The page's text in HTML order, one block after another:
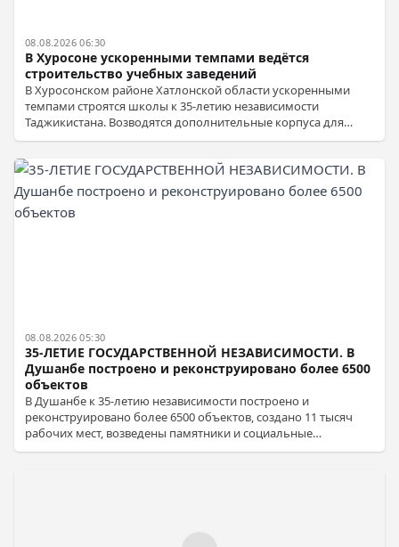
08.08.2026 06:30
В Хуросоне ускоренными темпами ведётся
строительство учебных заведений
В Хуросонском районе Хатлонской области ускоренными
темпами строятся школы к 35-летию независимости
Таджикистана. Возводятся дополнительные корпуса для
школ №20, 34, 35 и 36, рассчитанные на сотни ученических
жителей и предпринимателей.
08.08.2026 05:30
35-ЛЕТИЕ ГОСУДАРСТВЕННОЙ НЕЗАВИСИМОСТИ. В
Душанбе построено и реконструировано более 6500
объектов
В Душанбе к 35-летию независимости построено и
реконструировано более 6500 объектов, создано 11 тысяч
рабочих мест, возведены памятники и социальные
учреждения.